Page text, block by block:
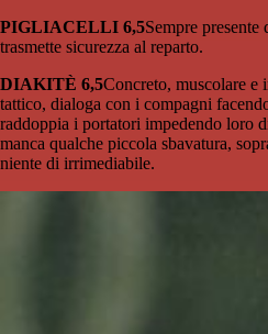
PIGLIACELLI 6,5Sempre presente
trasmette sicurezza al reparto.
DIAKITÈ 6,5Concreto, muscolare e
tattico, dialoga con i compagni
raddoppia i portatori impedendo loro
manca qualche piccola sbavatura,
niente di irrimediabile.